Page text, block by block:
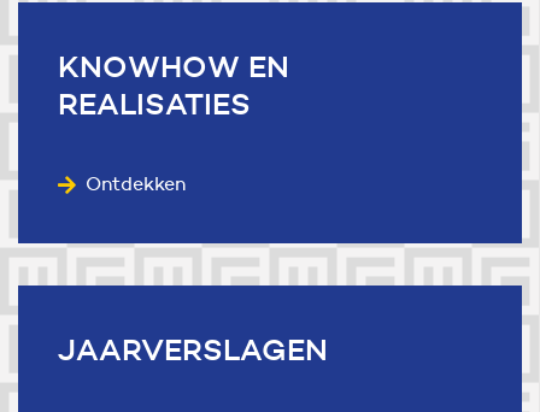
KNOWHOW EN
REALISATIES
Ontdekken
JAARVERSLAGEN